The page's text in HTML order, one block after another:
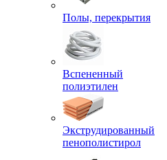
Полы, перекрытия
Вспененный
полиэтилен
Экструдированный
пенополистирол